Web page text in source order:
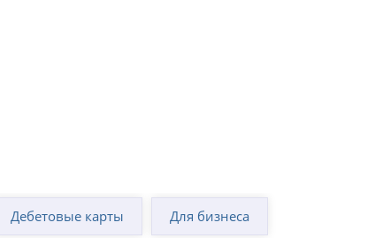
Дебетовые карты Для бизнеса